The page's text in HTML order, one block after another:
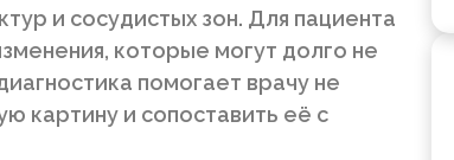
и сосудистых зон. Для пациента
которые могут долго не
помогает врачу не
картину и сопоставить её с